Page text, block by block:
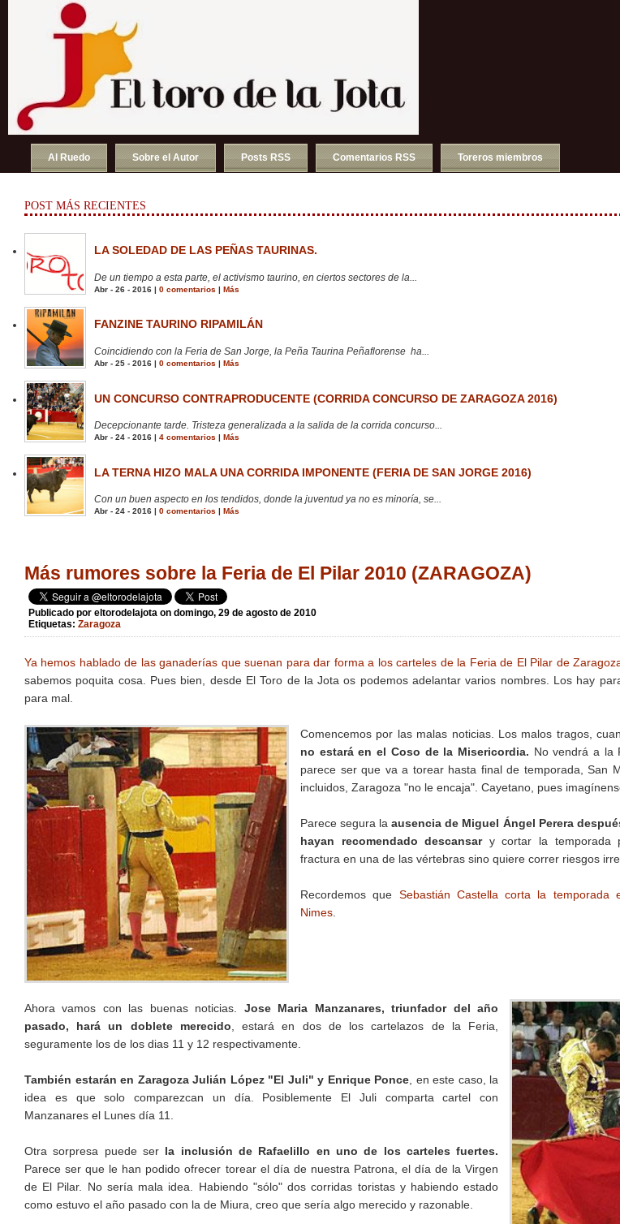
Al Ruedo Sobre el Autor Posts RSS Comentarios RSS Toreros miembros
POST MÁS RECIENTES
LA SOLEDAD DE LAS PEÑAS TAURINAS.
De un tiempo a esta parte, el activismo taurino, en ciertos sectores de la...
Abr - 26 - 2016 | 0 comentarios | Más
FANZINE TAURINO RIPAMILÁN
Coincidiendo con la Feria de San Jorge, la Peña Taurina Peñaflorense ha...
Abr - 25 - 2016 | 0 comentarios | Más
UN CONCURSO CONTRAPRODUCENTE (CORRIDA CONCURSO DE ZARAGOZA 2016)
Decepcionante tarde. Tristeza generalizada a la salida de la corrida concurso...
Abr - 24 - 2016 | 4 comentarios | Más
LA TERNA HIZO MALA UNA CORRIDA IMPONENTE (FERIA DE SAN JORGE 2016)
Con un buen aspecto en los tendidos, donde la juventud ya no es minoría, se...
Abr - 24 - 2016 | 0 comentarios Más
Más rumores sobre la Feria de El Pilar 2010 (ZARAGOZA)
Publicado por eltorodelajota on domingo, 29 de agosto de 2010
Etiquetas: Zaragoza
Ya hemos hablado de las ganaderías que suenan para dar forma a los carteles de la Feria de El Pilar de
sabemos poquita cosa. Pues bien, desde El Toro de la Jota os podemos adelantar varios nombres. Los hay
para mal.
Comencemos por las malas noticias. Los malos tragos,
no estará en el Coso de la Misericordia. No vendrá a la
parece ser que va a torear hasta final de temporada, San
incluidos, Zaragoza "no le encaja". Cayetano, pues
Parece segura laausencia de Miguel Ángel Perera
hayan recomendado descansary cortar la temporada
fractura en una de las vértebras sino quiere correr riesgos
Recordemos que Sebastián Castella corta la temporada
Nimes
Ahora vamos con las buenas noticias. Jose Maria Manzanares, triunfador del año
pasado, hará un doblete merecido , estará en dos de los cartelazos de la Feria,
seguramente los de los dias 11 y 12 respectivamente.
También estarán en Zaragoza Julián López "El Juli" y Enrique Ponce , en este caso, la
idea es que solo comparezcan un día. Posiblemente El Juli comparta cartel con
Manzanares el Lunes día 11.
Otra sorpresa puede ser la inclusión de Rafaelillo en uno de los carteles fuertes.
Parece ser que le han podido ofrecer torear el día de nuestra Patrona, el día de la Virgen
de El Pilar. No sería mala idea. Habiendo "sólo" dos corridas toristas y habiendo estado
como estuvo el año pasado con la de Miura, creo que sería algo merecido y razonable.